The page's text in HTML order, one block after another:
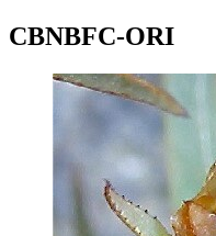
CBNBFC-ORI